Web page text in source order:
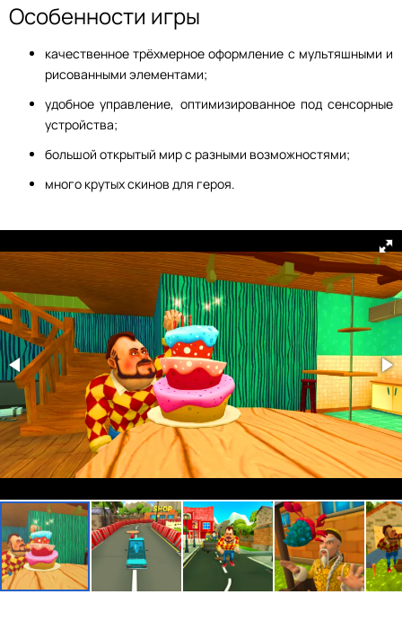
Особенности игры
качественное трёхмерное оформление с мультяшными и
рисованными элементами;
удобное управление, оптимизированное под сенсорные
устройства;
большой открытый мир с разными возможностями;
много крутых скинов для героя.